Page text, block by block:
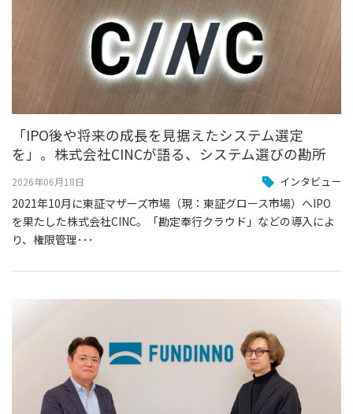
「IPO後や将来の成長を見据えたシステム選定
を」。株式会社CINCが語る、システム選びの勘所
2026年06月18日 インタビュー
2021年10月に東証マザーズ市場（現：東証グロース市場）へIPO
を果たした株式会社CINC。「勘定奉行クラウド」などの導入によ
り、権限管理･･･